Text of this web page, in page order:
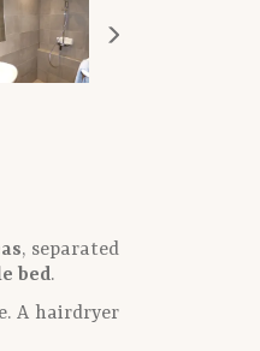
, separated
bed.
A hairdryer